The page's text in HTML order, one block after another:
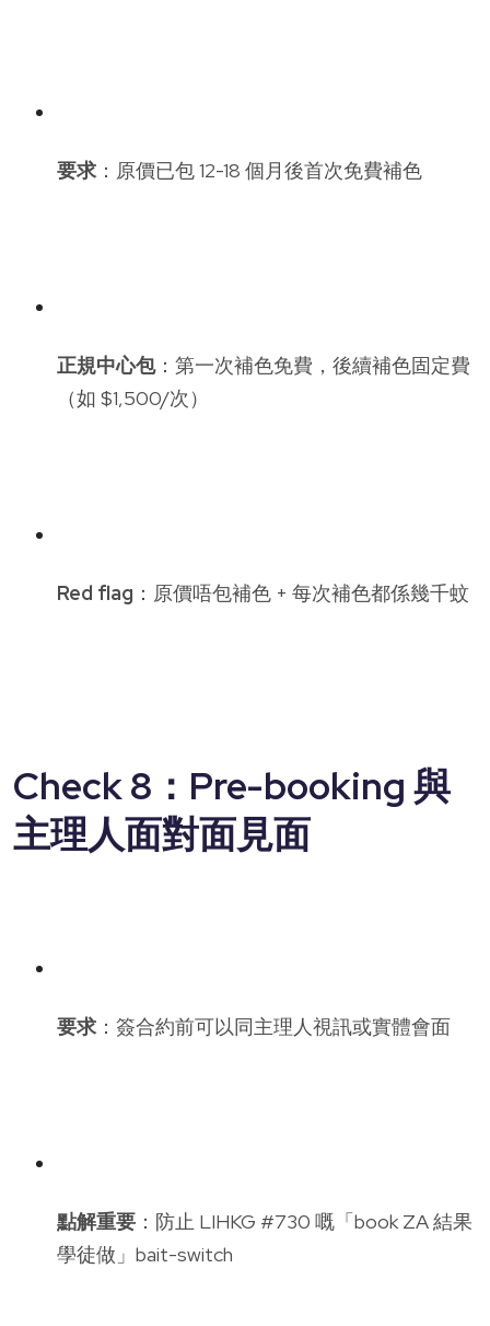
要求 ：原價已包 12-18 個月後首次免費補色
正規中心包：第一次補色免費，後續補色固定費
（如 $1,500/次）
Red flag ：原價唔包補色 + 每次補色都係幾千蚊
Check 8：Pre-booking 與
主理人面對面見面
要求 ：簽合約前可以同主理人視訊或實體會面
點解重要 ：防止 LIHKG #730 嘅「book ZA 結果
學徒做」bait-switch